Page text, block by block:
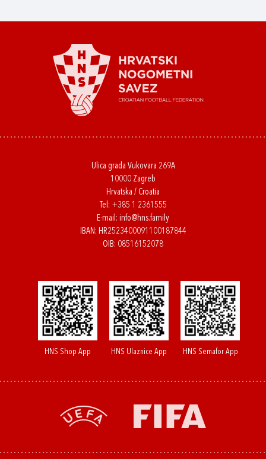
Ulica grada Vukovara 269A
10000 Zagreb
Hrvatska / Croatia
Tel: +385 1 2361555
E-mail: info@hns.family
IBAN: HR2523400091100187844
OIB: 08516152078
HNS Shop App HNS Ulaznice App HNS Semafor App